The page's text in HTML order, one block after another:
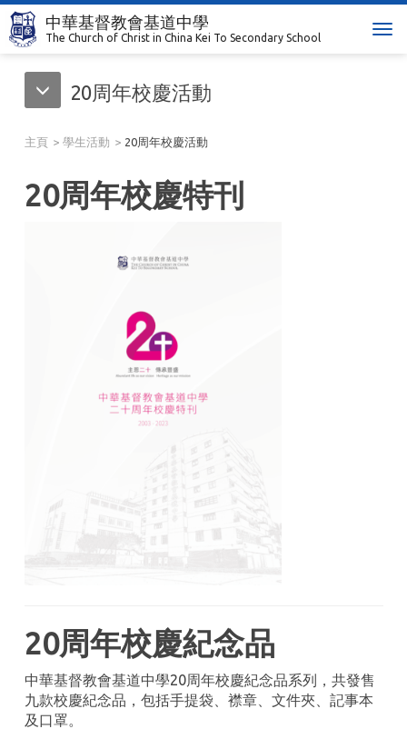
中華基督教會基道中學
The Church of Christ in China Kei To Secondary School
T
20周年校慶活動
主頁 學生活動 20周年校慶活動
20周年校慶特刊
20周年校慶紀念品
中華基督教會基道中學20周年校慶紀念品系列，共發售
九款校慶紀念品，包括手提袋、襟章、文件夾、記事本
及口罩。